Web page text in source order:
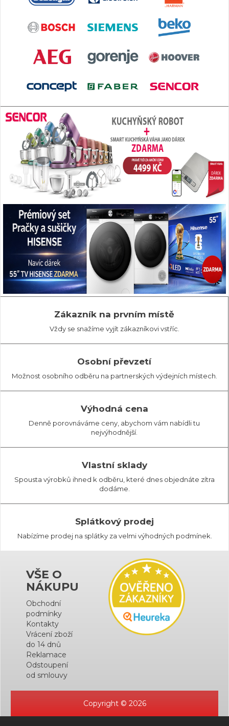
Zákazník na prvním místě
Vždy se snažíme vyjít zákazníkovi vstříc.
Osobní převzetí
Možnost osobního odběru na partnerských výdejních místech.
Výhodná cena
Denně porovnáváme ceny, abychom vám nabídli tu
nejvýhodnější.
Vlastní sklady
Spousta výrobků ihned k odběru, které dnes objednáte zítra
dodáme.
Splátkový prodej
Nabízíme prodej na splátky za velmi výhodných podmínek.
VŠE O
NÁKUPU
Obchodní
podmínky
Kontakty
Vrácení zboží
do 14 dnů
Reklamace
Odstoupení
od smlouvy
Copyright © 2026